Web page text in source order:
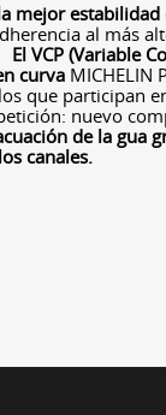
mejor estabilidad
al más
El VCP (Variable
curva MICHELIN
que participan
nuevo
de la gua
canales.